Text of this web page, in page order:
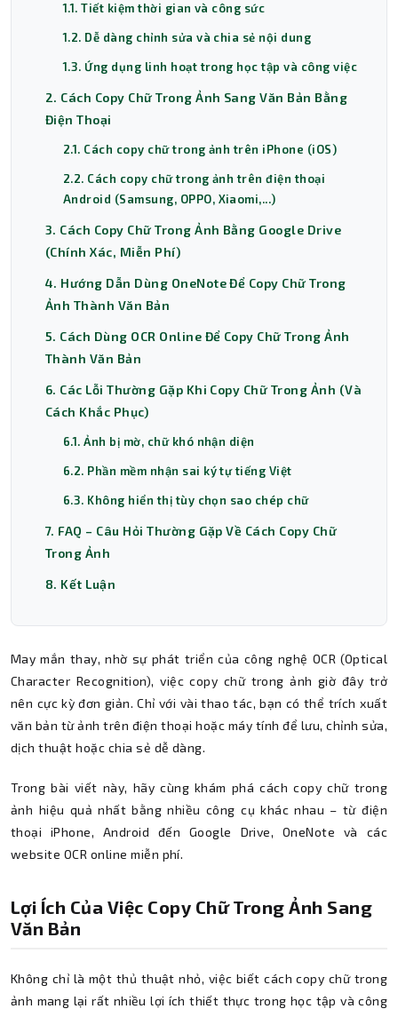
1.1. Tiết kiệm thời gian và công sức
1.2. Dễ dàng chỉnh sửa và chia sẻ nội dung
1.3. Ứng dụng linh hoạt trong học tập và công việc
2. Cách Copy Chữ Trong Ảnh Sang Văn Bản Bằng
Điện Thoại
2.1. Cách copy chữ trong ảnh trên iPhone (iOS)
2.2. Cách copy chữ trong ảnh trên điện thoại
Android (Samsung, OPPO, Xiaomi,...)
3. Cách Copy Chữ Trong Ảnh Bằng Google Drive
(Chính Xác, Miễn Phí)
4. Hướng Dẫn Dùng OneNote Để Copy Chữ Trong
Ảnh Thành Văn Bản
5. Cách Dùng OCR Online Để Copy Chữ Trong Ảnh
Thành Văn Bản
6. Các Lỗi Thường Gặp Khi Copy Chữ Trong Ảnh (Và
Cách Khắc Phục)
6.1. Ảnh bị mờ, chữ khó nhận diện
6.2. Phần mềm nhận sai ký tự tiếng Việt
6.3. Không hiển thị tùy chọn sao chép chữ
7. FAQ – Câu Hỏi Thường Gặp Về Cách Copy Chữ
Trong Ảnh
8. Kết Luận
May mắn thay, nhờ sự phát triển của công nghệ OCR (Optical
Character Recognition), việc copy chữ trong ảnh giờ đây trở
nên cực kỳ đơn giản. Chỉ với vài thao tác, bạn có thể trích xuất
văn bản từ ảnh trên điện thoại hoặc máy tính để lưu, chỉnh sửa,
dịch thuật hoặc chia sẻ dễ dàng.
Trong bài viết này, hãy cùng khám phá cách copy chữ trong
ảnh hiệu quả nhất bằng nhiều công cụ khác nhau – từ điện
thoại iPhone, Android đến Google Drive, OneNote và các
website OCR online miễn phí.
Lợi Ích Của Việc Copy Chữ Trong Ảnh Sang
Văn Bản
Không chỉ là một thủ thuật nhỏ, việc biết cách copy chữ trong
ảnh mang lại rất nhiều lợi ích thiết thực trong học tập và công